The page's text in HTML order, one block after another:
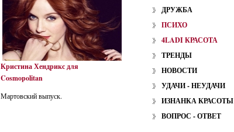
Кристина Хендрикс для
Cosmopolitan
Мартовский выпуск.
ДРУЖБА
ПСИХО
4LADI КРАСОТА
ТРЕНДЫ
НОВОСТИ
УДАЧИ - НЕУДАЧИ
ИЗНАНКА КРАСОТЫ
ВОПРОС - ОТВЕТ